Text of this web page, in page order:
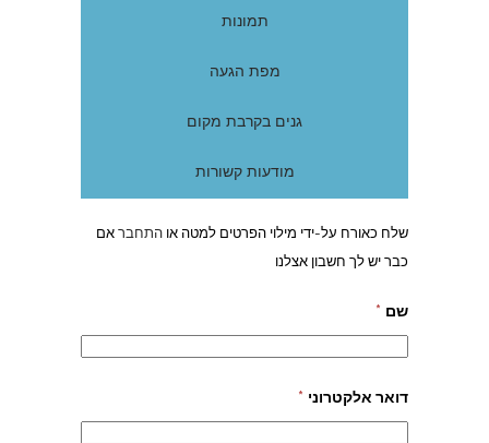
תמונות
מפת הגעה
גנים בקרבת מקום
מודעות קשורות
שלח כאורח על-ידי מילוי הפרטים למטה או התחבראם
כבר יש לך חשבון אצלנו
שם *
דואר אלקטרוני *